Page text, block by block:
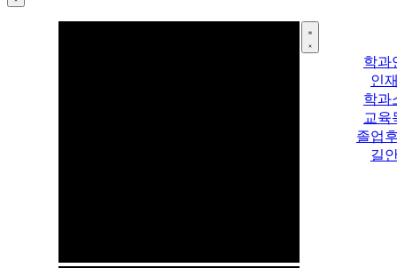
학과
인
학과
교육
졸업
길